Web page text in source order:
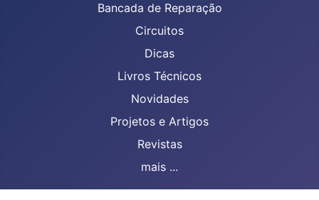
Bancada de Reparação
Circuitos
Dicas
Livros Técnicos
Novidades
Projetos e Artigos
Revistas
mais ...